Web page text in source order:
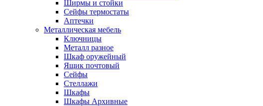
Ширмы и стойки
Сейфы термостаты
Аптечки
Металлическая мебель
Ключницы
Металл разное
Шкаф оружейный
Ящик почтовый
Сейфы
Стеллажи
Шкафы
Шкафы Архивные